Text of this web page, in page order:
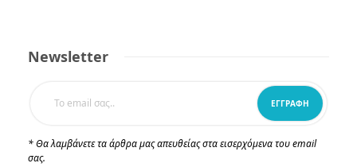
Newsletter
* Θα λαμβάνετε τα άρθρα μας απευθείας στα εισερχόμενα του email
σας.